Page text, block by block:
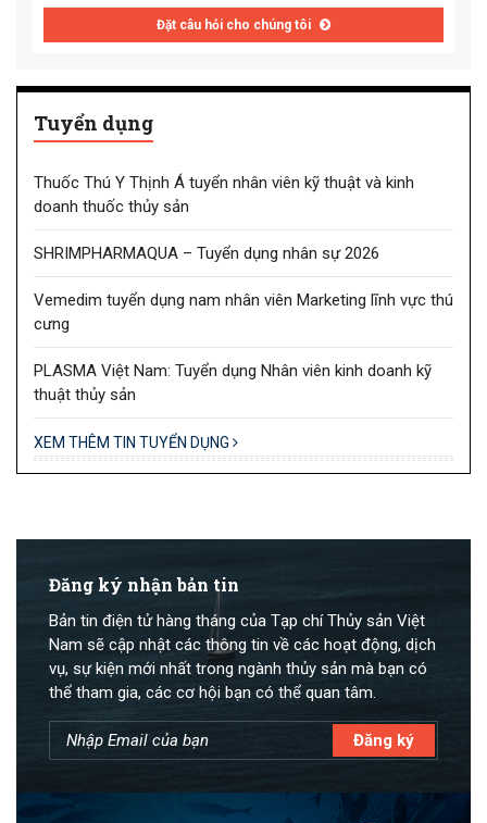
Đặt câu hỏi cho chúng tôi
Tuyển dụng
Thuốc Thú Y Thịnh Á tuyển nhân viên kỹ thuật và kinh
doanh thuốc thủy sản
SHRIMPHARMAQUA – Tuyển dụng nhân sự 2026
Vemedim tuyển dụng nam nhân viên Marketing lĩnh vực thú
cưng
PLASMA Việt Nam: Tuyển dụng Nhân viên kinh doanh kỹ
thuật thủy sản
XEM THÊM TIN TUYỂN DỤNG
Đăng ký nhận bản tin
Bản tin điện tử hàng tháng của Tạp chí Thủy sản Việt
Nam sẽ cập nhật các thông tin về các hoạt động, dịch
vụ, sự kiện mới nhất trong ngành thủy sản mà bạn có
thể tham gia, các cơ hội bạn có thể quan tâm.